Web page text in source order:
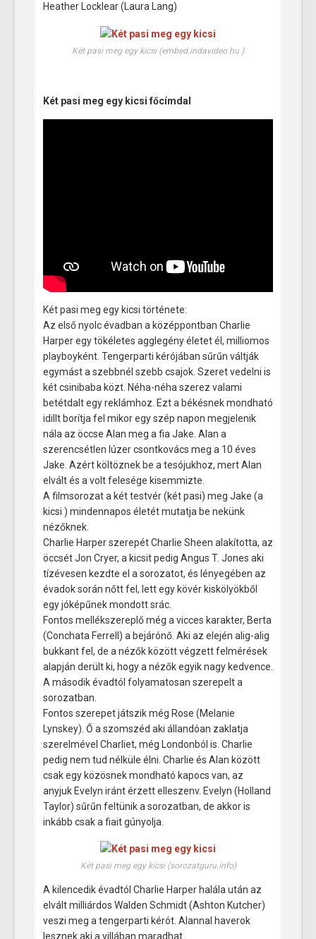
Heather Locklear (Laura Lang)
Két pasi meg egy kicsi (embed.indavideo.hu )
Két pasi meg egy kicsi főcímdal
Két pasi meg egy kicsi története:
Az első nyolc évadban a középpontban Charlie
Harper egy tökéletes agglegény életet él, milliomos
playboyként. Tengerparti kérójában sűrűn váltják
egymást a szebbnél szebb csajok. Szeret vedelni is
két csinibaba közt. Néha-néha szerez valami
betétdalt egy reklámhoz. Ezt a békésnek mondható
idillt borítja fel mikor egy szép napon megjelenik
nála az öccse Alan meg a fia Jake. Alan a
szerencsétlen lúzer csontkovács meg a 10 éves
Jake. Azért költöznek be a tesójukhoz, mert Alan
elvált és a volt felesége kisemmizte.
A filmsorozat a két testvér (két pasi) meg Jake (a
kicsi ) mindennapos életét mutatja be nekünk
nézőknek.
Charlie Harper szerepét Charlie Sheen alakította, az
öccsét Jon Cryer, a kicsit pedig Angus T. Jones aki
tízévesen kezdte el a sorozatot, és lényegében az
évadok során nőtt fel, lett egy kövér kiskölyökből
egy jóképűnek mondott srác.
Fontos mellékszereplő még a vicces karakter, Berta
(Conchata Ferrell) a bejárónő. Aki az elején alig-alig
bukkant fel, de a nézők között végzett felmérések
alapján derült ki, hogy a nézők egyik nagy kedvence.
A második évadtól folyamatosan szerepelt a
sorozatban.
Fontos szerepet játszik még Rose (Melanie
Lynskey). Ő a szomszéd aki állandóan zaklatja
szerelmével Charliet, még Londonból is. Charlie
pedig nem tud nélküle élni. Charlie és Alan között
csak egy közösnek mondható kapocs van, az
anyjuk Evelyn iránt érzett elleszenv. Evelyn (Holland
Taylor) sűrűn feltünik a sorozatban, de akkor is
inkább csak a fiait gúnyolja.
Két pasi meg egy kicsi (sorozatguru.info)
A kilencedik évadtól Charlie Harper halála után az
elvált milliárdos Walden Schmidt (Ashton Kutcher)
veszi meg a tengerparti kérót. Alannal haverok
lesznek aki a villában maradhat.